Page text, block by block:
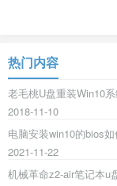
热门内容
老毛桃U盘重装Win10
2018-11-10
电脑安装win10的bios
2021-11-22
机械革命z2-air笔记本u